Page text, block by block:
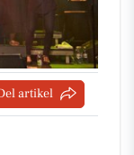
artikel